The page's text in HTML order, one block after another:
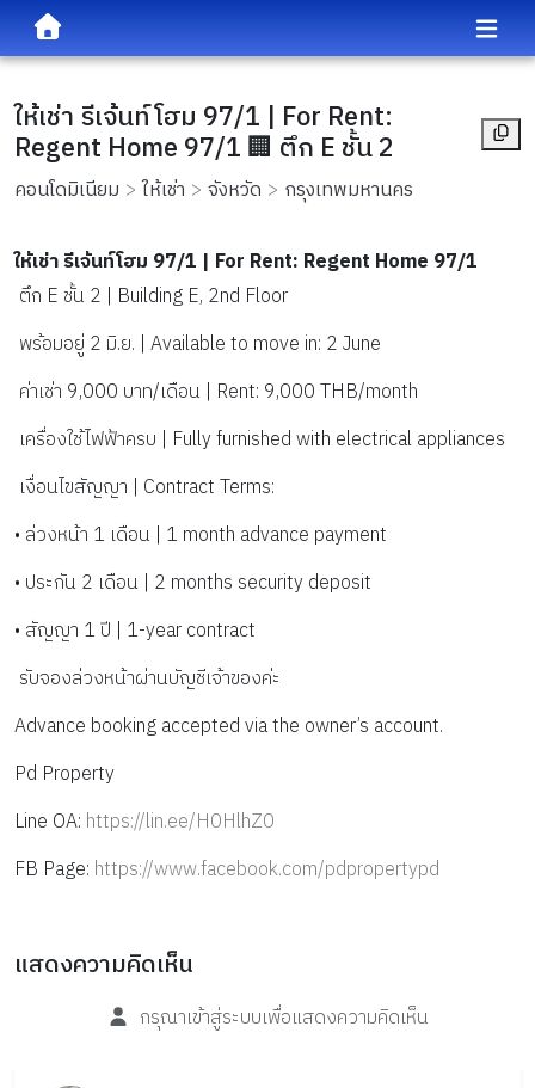
ให้เช่า รีเจ้นท์โฮม 97/1 | For Rent:
Regent Home 97/1 🏢 ตึก E ชั้น 2
คอนโดมิเนียม ให้เช่า จังหวัด กรุงเทพมหานคร
ให้เช่า รีเจ้นท์โฮม 97/1 | For Rent: Regent Home 97/1
ตึก E ชั้น 2 | Building E, 2nd Floor
พร้อมอยู่ 2 มิ.ย. | Available to move in: 2 June
ค่าเช่า 9,000 บาท/เดือน | Rent: 9,000 THB/month
เครื่องใช้ไฟฟ้าครบ | Fully furnished with electrical appliances
เงื่อนไขสัญญา | Contract Terms:
• ล่วงหน้า 1 เดือน | 1 month advance payment
• ประกัน 2 เดือน | 2 months security deposit
• สัญญา 1 ปี | 1-year contract
รับจองล่วงหน้าผ่านบัญชีเจ้าของค่ะ
Advance booking accepted via the owner’s account.
Pd Property
Line OA: https://lin.ee/H0HlhZ0
FB Page: https://www.facebook.com/pdpropertypd
แสดงความคิดเห็น
กรุณาเข้าสู่ระบบเพื่อแสดงความคิดเห็น